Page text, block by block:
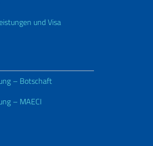
und Visa
– Botschaft
– MAECI